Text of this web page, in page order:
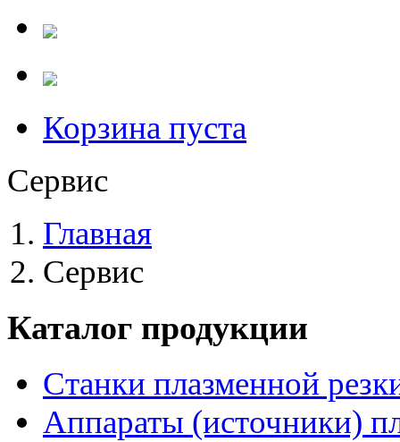
Корзина пуста
Сервис
Главная
Сервис
Каталог продукции
Станки плазменной
Аппараты (источники)